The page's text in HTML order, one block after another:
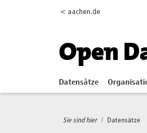
< aachen.de
Open
Datensätze
Sie sind hier Datensätze